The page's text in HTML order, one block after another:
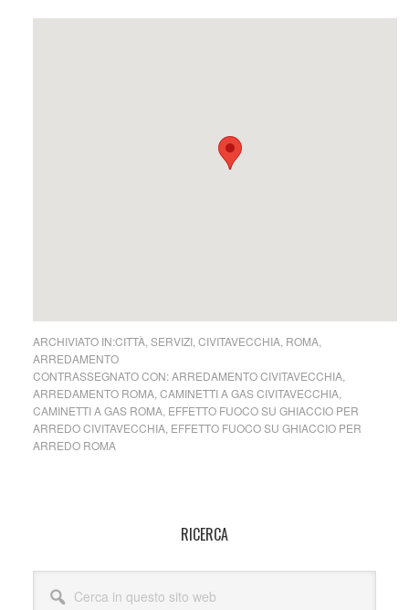
ARCHIVIATO IN:CITTÀ, SERVIZI, CIVITAVECCHIA, ROMA,
ARREDAMENTO
CONTRASSEGNATO CON:ARREDAMENTO CIVITAVECCHIA,
ARREDAMENTO ROMA, CAMINETTI A GAS CIVITAVECCHIA,
CAMINETTI A GAS ROMA, EFFETTO FUOCO SU GHIACCIO PER
ARREDO CIVITAVECCHIA, EFFETTO FUOCO SU GHIACCIO PER
ARREDO ROMA
laterale
primaria
RICERCA